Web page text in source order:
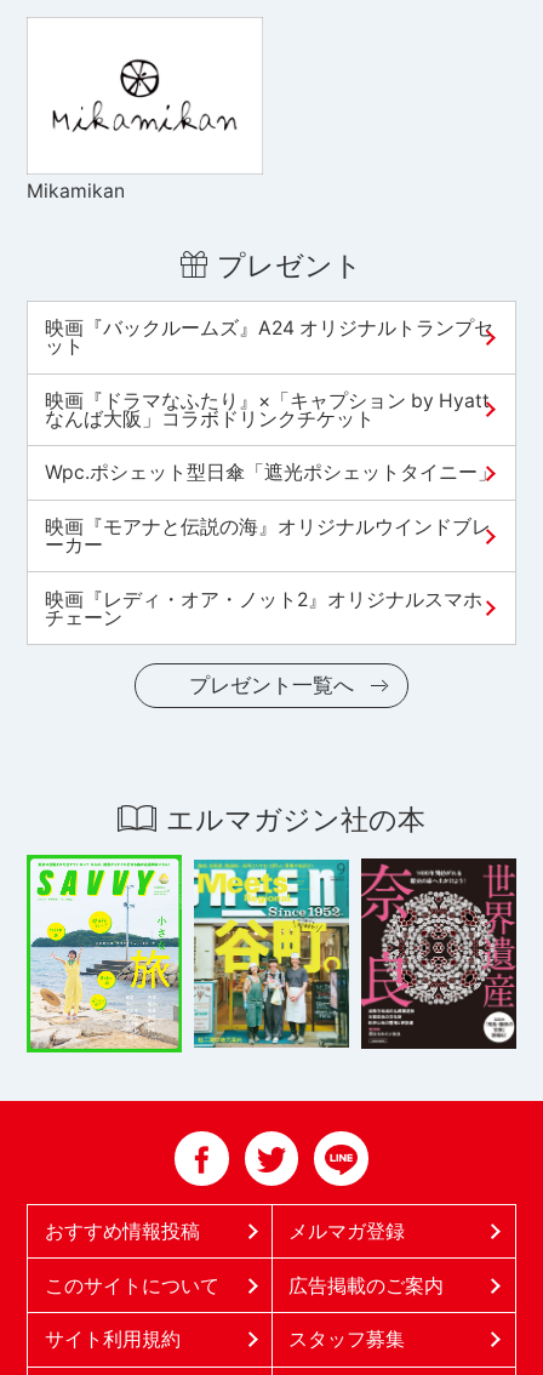
Mikamikan
プレゼント
映画『バックルームズ』A24 オリジナルトランプセ
ット
映画『ドラマなふたり』×「キャプション by Hyatt
なんば大阪」コラボドリンクチケット
Wpc.ポシェット型日傘「遮光ポシェットタイニー」
映画『モアナと伝説の海』オリジナルウインドブレ
ーカー
映画『レディ・オア・ノット2』オリジナルスマホ
チェーン
プレゼント一覧へ
エルマガジン社の本
おすすめ情報投稿 メルマガ登録
このサイトについて 広告掲載のご案内
サイト利用規約 スタッフ募集